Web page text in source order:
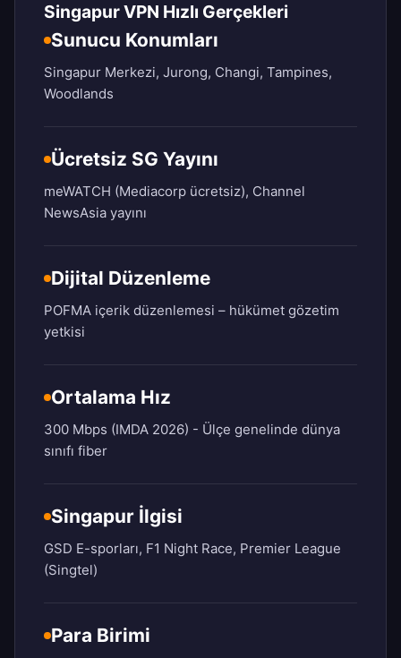
Singapur VPN Hızlı Gerçekleri
Sunucu Konumları
Singapur Merkezi, Jurong, Changi, Tampines,
Woodlands
Ücretsiz SG Yayını
meWATCH (Mediacorp ücretsiz), Channel
NewsAsia yayını
Dijital Düzenleme
POFMA içerik düzenlemesi – hükümet gözetim
yetkisi
Ortalama Hız
300 Mbps (IMDA 2026) - Ülçe genelinde dünya
sınıfı fiber
Singapur İlgisi
GSD E-sporları, F1 Night Race, Premier League
(Singtel)
Para Birimi